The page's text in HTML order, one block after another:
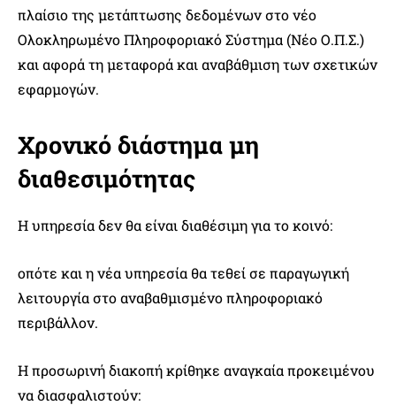
πλαίσιο της μετάπτωσης δεδομένων στο νέο
Ολοκληρωμένο Πληροφοριακό Σύστημα (Νέο Ο.Π.Σ.)
και αφορά τη μεταφορά και αναβάθμιση των σχετικών
εφαρμογών.
Χρονικό διάστημα μη
διαθεσιμότητας
Η υπηρεσία δεν θα είναι διαθέσιμη για το κοινό:
οπότε και η νέα υπηρεσία θα τεθεί σε παραγωγική
λειτουργία στο αναβαθμισμένο πληροφοριακό
περιβάλλον.
Η προσωρινή διακοπή κρίθηκε αναγκαία προκειμένου
να διασφαλιστούν: